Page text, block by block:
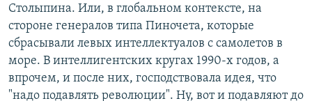
Столыпина. Или, в глобальном контексте, на
стороне генералов типа Пиночета, которые
сбрасывали левых интеллектуалов с самолетов в
море. В интеллигентских кругах 1990-х годов, а
впрочем, и после них, господствовала идея, что
"надо подавлять революции". Ну, вот и подавляют до